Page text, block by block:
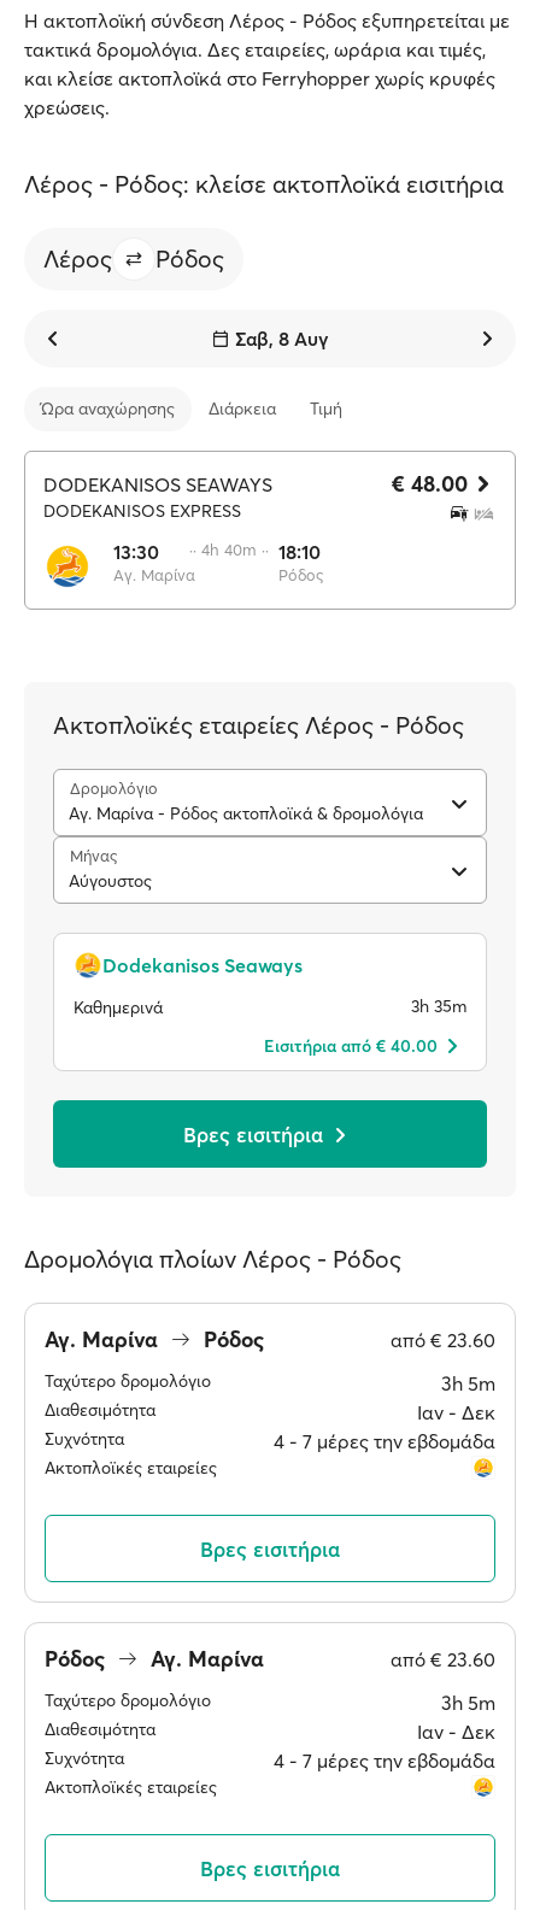
Η ακτοπλοϊκή σύνδεση Λέρος - Ρόδος εξυπηρετείται με
τακτικά δρομολόγια. Δες εταιρείες, ωράρια και τιμές,
και κλείσε ακτοπλοϊκά στο Ferryhopper χωρίς κρυφές
χρεώσεις.
Λέρος - Ρόδος: κλείσε ακτοπλοϊκά εισιτήρια
Λέρος Ρόδος
Σαβ, 8 Αυγ
Ώρα αναχώρησης Διάρκεια Τιμή
DODEKANISOS SEAWAYS
DODEKANISOS EXPRESS
13:30
Αγ. Μαρίνα
·· 4h 40m ·· 18:10
Ρόδος
€ 48.00
Ακτοπλοϊκές εταιρείες Λέρος - Ρόδος
Δρομολόγιο
Αγ. Μαρίνα - Ρόδος ακτοπλοϊκά & δρομολόγια
Μήνας
Αύγουστος
Dodekanisos Seaways
Καθημερινά
3h 35m
Eισιτήρια από € 40.00
Βρες εισιτήρια
Δρομολόγια πλοίων Λέρος - Ρόδος
Αγ. Μαρίνα Ρόδος από € 23.60
Ταχύτερο δρομολόγιο 3h 5m
Διαθεσιμότητα Ιαν ‐ Δεκ
Συχνότητα 4 ‐ 7 μέρες την εβδομάδα
Ακτοπλοϊκές εταιρείες
Βρες εισιτήρια
Ρόδος Αγ. Μαρίνα από € 23.60
Ταχύτερο δρομολόγιο 3h 5m
Διαθεσιμότητα Ιαν ‐ Δεκ
Συχνότητα 4 ‐ 7 μέρες την εβδομάδα
Ακτοπλοϊκές εταιρείες
Βρες εισιτήρια